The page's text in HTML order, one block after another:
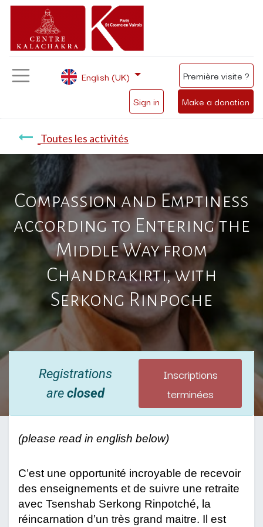
Sign in Make a donation
English (UK) Première visite ?
Toutes les activités
Compassion and Emptiness
according to Entering the
Middle Way from
Chandrakirti, with
Serkong Rinpoche
Registrations
areclosed
Inscriptions
terminées
(please read in english below)
C’est une opportunité incroyable de recevoir
des enseignements et de suivre une retraite
avec Tsenshab Serkong Rinpotché, la
réincarnation d’un très grand maitre. Il est